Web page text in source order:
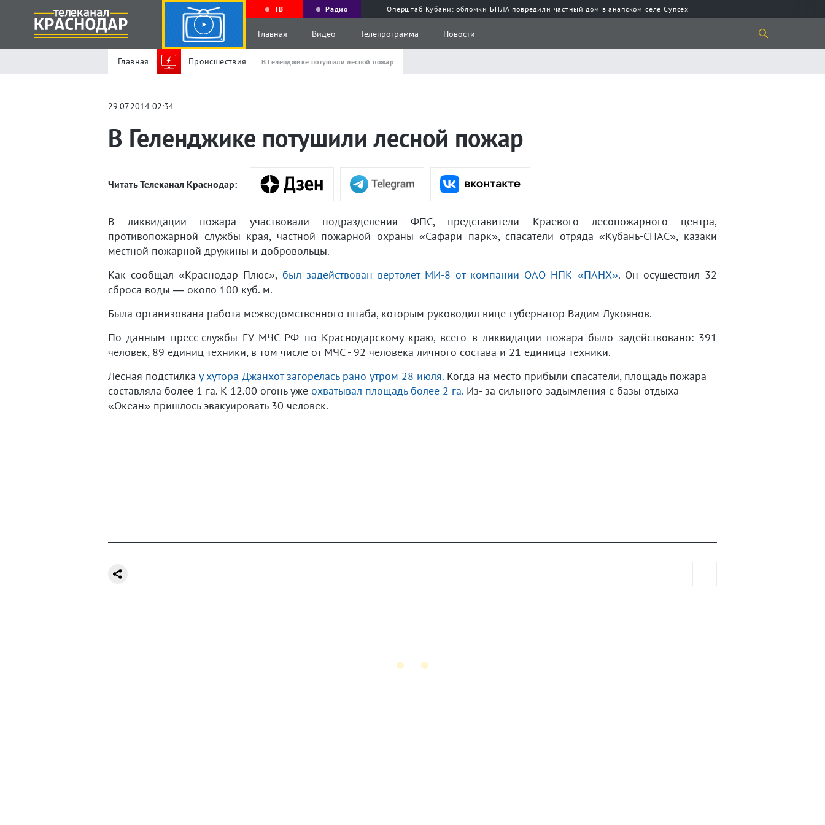
ТВ Радио Оперштаб Кубани: обломки БПЛА повредили частный дом в анапском селе Супсех
Главная Видео Телепрограмма Новости
Главная Происшествия В Геленджике потушили лесной пожар
29.07.2014 02:34
В Геленджике потушили лесной пожар
Читать Телеканал Краснодар:
В ликвидации пожара участвовали подразделения ФПС, представители Краевого лесопожарного центра,
противопожарной службы края, частной пожарной охраны «Сафари парк», спасатели отряда «Кубань-СПАС», казаки
местной пожарной дружины и добровольцы.
Как сообщал «Краснодар Плюс», был задействован вертолет МИ-8 от компании ОАО НПК «ПАНХ». Он осуществил 32
сброса воды — около 100 куб. м.
Была организована работа межведомственного штаба, которым руководил вице-губернатор Вадим Лукоянов.
По данным пресс-службы ГУ МЧС РФ по Краснодарскому краю, всего в ликвидации пожара было задействовано: 391
человек, 89 единиц техники, в том числе от МЧС - 92 человека личного состава и 21 единица техники.
Лесная подстилка у хутора Джанхот загорелась рано утром 28 июля. Когда на место прибыли спасатели, площадь пожара
составляла более 1 га. К 12.00 огонь уже охватывал площадь более 2 га. Из- за сильного задымления с базы отдыха
«Океан» пришлось эвакуировать 30 человек.